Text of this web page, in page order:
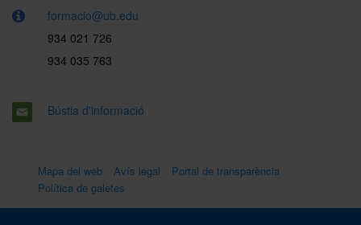
formacio@ub.edu
934 021 726
934 035 763
Bústia d'informació
Mapa del web Avís legal
Portal de transparència
Política de galetes